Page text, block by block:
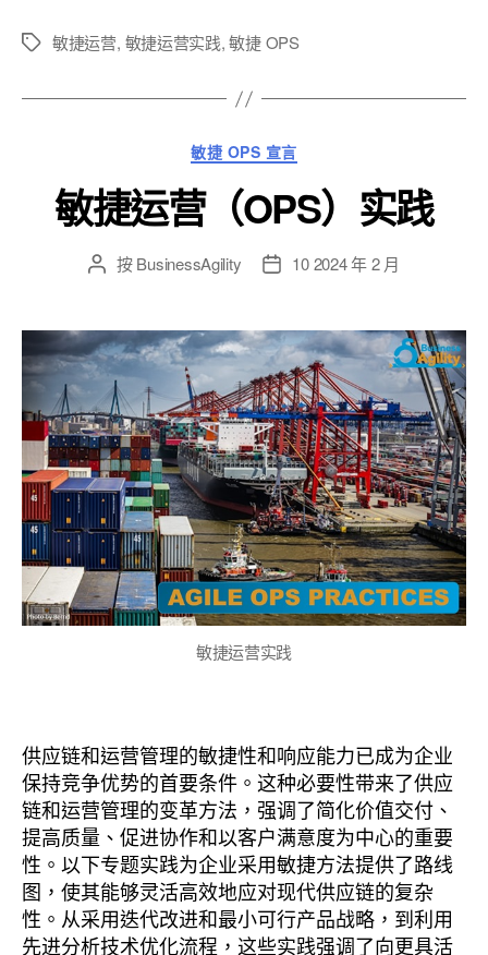
標
敏捷运营, 敏捷运营实践,敏捷 OPS
類
別
敏捷 OPS 宣言
敏捷运营（OPS）实践
貼
者
按BusinessAgility
發
期
10 2024 年 2 月
敏捷运营实践
供应链和运营管理的敏捷性和响应能力已成为企业
保持竞争优势的首要条件。这种必要性带来了供应
链和运营管理的变革方法，强调了简化价值交付、
提高质量、促进协作和以客户满意度为中心的重要
性。以下专题实践为企业采用敏捷方法提供了路线
图，使其能够灵活高效地应对现代供应链的复杂
性。从采用迭代改进和最小可行产品战略，到利用
先进分析技术优化流程，这些实践强调了向更具活